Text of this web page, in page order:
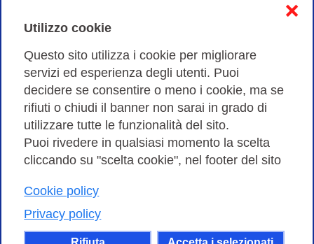
Utilizzo cookie
Questo sito utilizza i cookie per migliorare
servizi ed esperienza degli utenti. Puoi
decidere se consentire o meno i cookie, ma se
rifiuti o chiudi il banner non sarai in grado di
utilizzare tutte le funzionalità del sito.
Puoi rivedere in qualsiasi momento la scelta
cliccando su "scelta cookie", nel footer del sito
Cookie policy
Privacy policy
❌
Cookies Policy
Amministrazione trasparente
Bandi di Gara
Consortium GARR - Via dei Tizii, 6 - 00185 Roma | Tel.
| CF 97284570583 – PI 07577141000 | Codice
Destinatario 7EU9KEU |
Il contenuto di questo sito e' rilasciato, tranne dove